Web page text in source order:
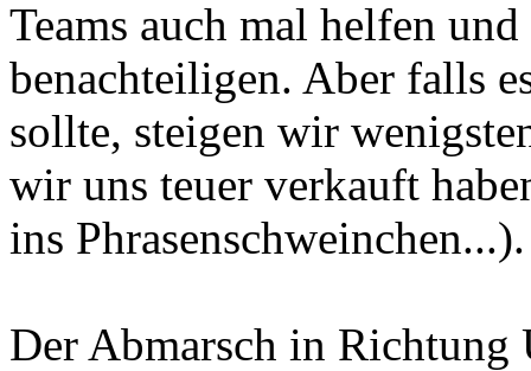
Teams auch mal helfen
benachteiligen. Aber falls
sollte, steigen wir
wir uns teuer verkauft
ins Phrasenschweinchen...).
Der Abmarsch in Richtung